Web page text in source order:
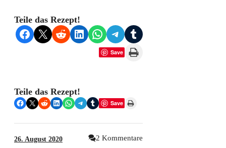
Teile das Rezept!
Share on Facebook
Share on X Share on RedditShare on LinkedIn
Share on WhatsApp
Share on Telegram
Share on Tumblr
Save Print this Page
Teile das Rezept!
Share on Facebook
Share on X Share on RedditShare on LinkedIn
Share on WhatsApp
Share on Telegram
Share on TumblrSave Print this Page
26. August 2020 2 Kommentare